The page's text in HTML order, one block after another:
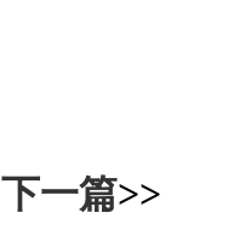
下一篇>>